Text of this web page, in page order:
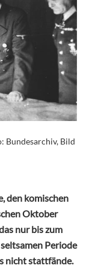
Bundesarchiv, Bild
den komischen
Oktober
nur bis zum
Periode
nicht stattfände.